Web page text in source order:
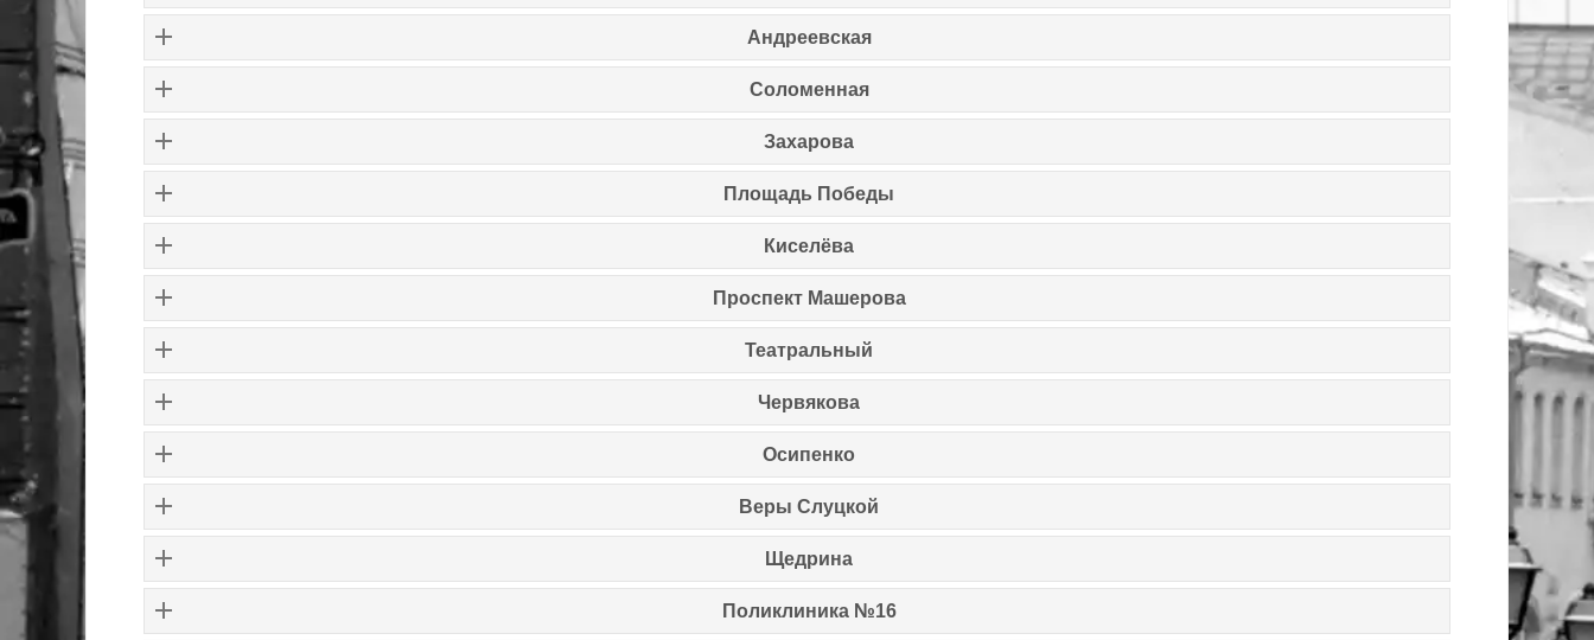
Андреевская
Соломенная
Захарова
Площадь Победы
Киселёва
Проспект Машерова
Театральный
Червякова
Осипенко
Веры Слуцкой
Щедрина
Поликлиника №16